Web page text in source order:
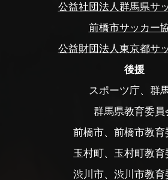
公益社団法人群馬県サ
前橋市サッカー
公益財団法人東京都サ
後援
スポーツ庁、群
群馬県教育委員
前橋市、前橋市教育
玉村町、玉村町教育
渋川市、渋川市教育